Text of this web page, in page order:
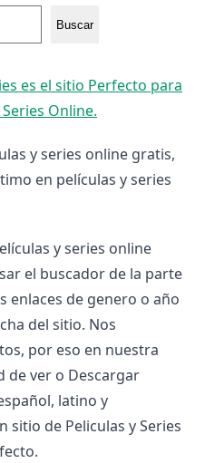
Buscar
es el sitio Perfecto para
Online.
y series online gratis,
en películas y series
y series online
el buscador de la parte
enlaces de genero o año
del sitio. Nos
por eso en nuestra
de ver o Descargar
latino y
sitio de Peliculas y Series